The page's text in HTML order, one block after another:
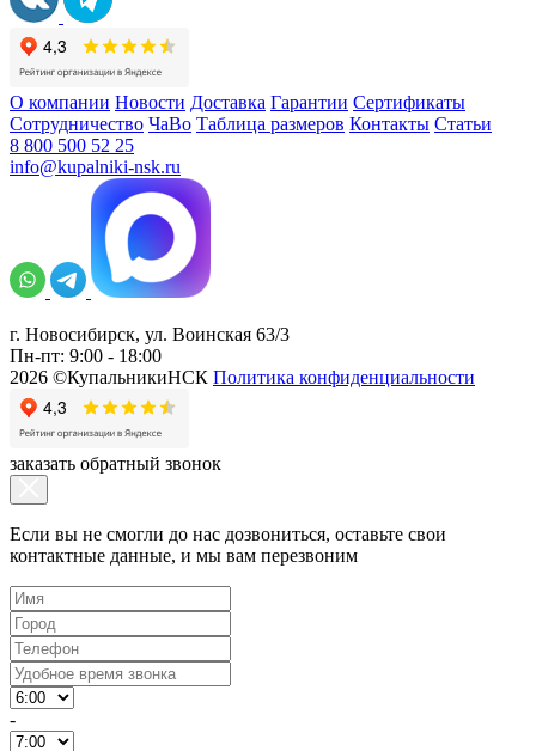
О компании Новости Доставка Гарантии Сертификаты
Сотрудничество ЧаВо Таблица размеров Контакты Статьи
8 800 500 52 25
info@kupalniki-nsk.ru
г. Новосибирск, ул. Воинская 63/3
Пн-пт: 9:00 - 18:00
2026 ©КупальникиНСК Политика конфиденциальности
заказать обратный звонок
Если вы не смогли до нас дозвониться, оставьте свои
контактные данные, и мы вам перезвоним
-